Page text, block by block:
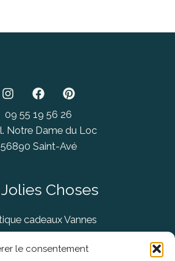
le consentement
09 55 19 56 26
Notre Dame du Loc
56890 Saint-Avé
Choses
cadeaux Vannes
Store Vannes